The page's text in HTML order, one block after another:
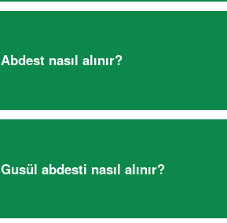
Abdest nasıl alınır?
Gusül abdesti nasıl alınır?